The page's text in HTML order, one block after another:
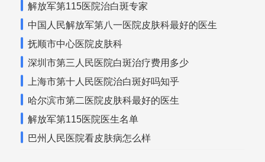
解放军第115医院治白斑专家
中国人民解放军第八一医院皮肤科最好的医生
抚顺市中心医院皮肤科
深圳市第三人民医院白斑治疗费用多少
上海市第十人民医院治白斑好吗知乎
哈尔滨市第二医院皮肤科最好的医生
解放军第115医院医生名单
巴州人民医院看皮肤病怎么样